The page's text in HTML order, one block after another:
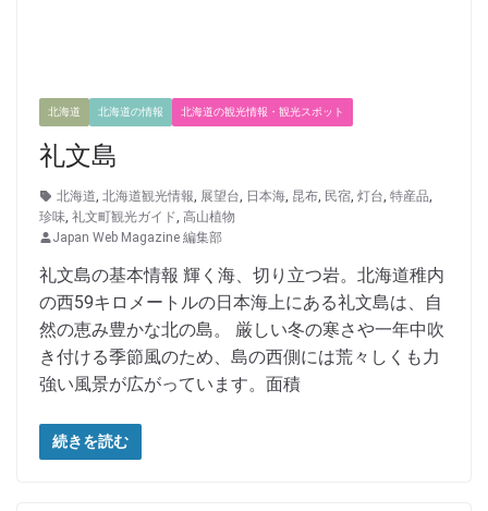
北海道 北海道の情報 北海道の観光情報・観光スポット
礼文島
北海道 北海道観光情報 展望台 日本海 昆布 民宿 灯台 特産品
珍味 礼文町観光ガイド 高山植物
Japan Web Magazine 編集部
礼文島の基本情報 輝く海、切り立つ岩。北海道稚内
の西59キロメートルの日本海上にある礼文島は、自
然の恵み豊かな北の島。 厳しい冬の寒さや一年中吹
き付ける季節風のため、島の西側には荒々しくも力
強い風景が広がっています。面積
続きを読む